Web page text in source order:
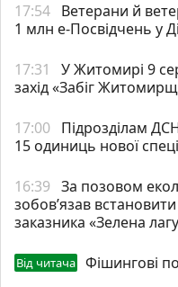
17:54 Ветерани й
1 млн е-Посвідчень у
17:31
У Житомирі 9
захід «Забіг
17:00 Підрозділам
15 одиниць нової
16:39 За позовом
зобов’язав
заказника «Зелена
Від читача Фішингові